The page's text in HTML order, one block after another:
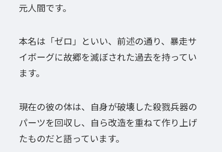
元人間です。
本名は「ゼロ」といい、前述の通り、暴走サ
イボーグに故郷を滅ぼされた過去を持ってい
ます。
現在の彼の体は、自身が破壊した殺戮兵器の
パーツを回収し、自ら改造を重ねて作り上げ
たものだと語っています。